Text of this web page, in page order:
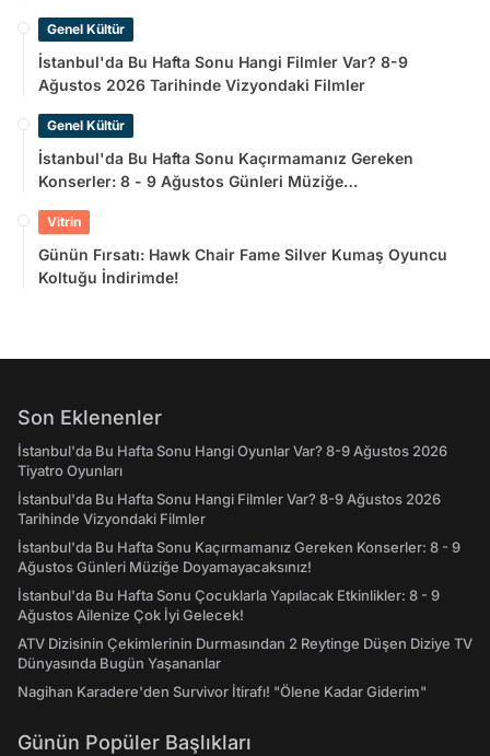
Genel Kültür
İstanbul'da Bu Hafta Sonu Hangi Filmler Var? 8-9
Ağustos 2026 Tarihinde Vizyondaki Filmler
Genel Kültür
İstanbul'da Bu Hafta Sonu Kaçırmamanız Gereken
Konserler: 8 - 9 Ağustos Günleri Müziğe
Vitrin
Günün Fırsatı: Hawk Chair Fame Silver Kumaş Oyuncu
Koltuğu İndirimde!
Son Eklenenler
İstanbul'da Bu Hafta Sonu Hangi Oyunlar Var? 8-9 Ağustos 2026
Tiyatro Oyunları
İstanbul'da Bu Hafta Sonu Hangi Filmler Var? 8-9 Ağustos 2026
Tarihinde Vizyondaki Filmler
İstanbul'da Bu Hafta Sonu Kaçırmamanız Gereken Konserler: 8 - 9
Ağustos Günleri Müziğe Doyamayacaksınız!
İstanbul'da Bu Hafta Sonu Çocuklarla Yapılacak Etkinlikler: 8 - 9
Ağustos Ailenize Çok İyi Gelecek!
ATV Dizisinin Çekimlerinin Durmasından 2 Reytinge Düşen Diziye TV
Dünyasında Bugün Yaşananlar
Nagihan Karadere'den Survivor İtirafı! "Ölene Kadar Giderim"
Günün Popüler Başlıkları